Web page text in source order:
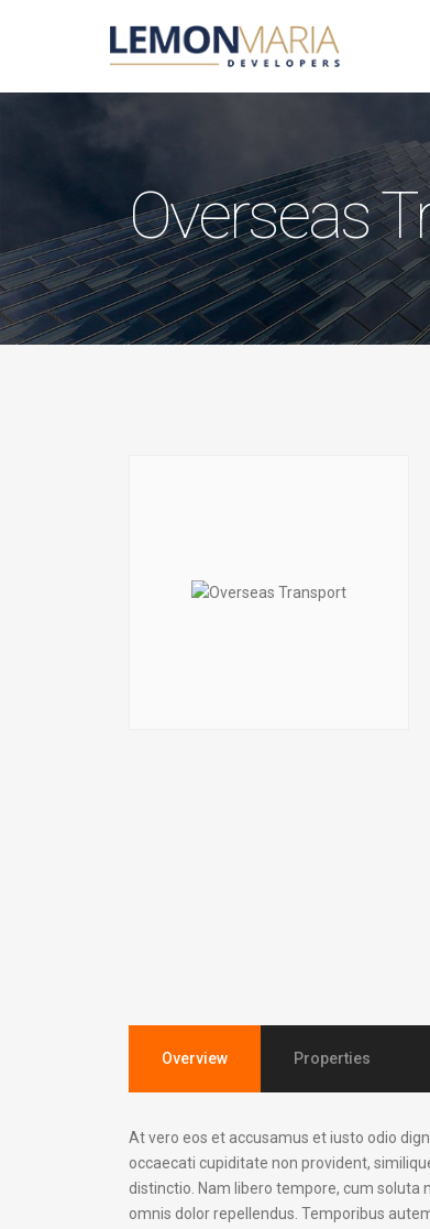
Overseas
Overview Properties
At vero eos et accusamus et iusto odio
occaecati cupiditate non provident,
distinctio. Nam libero tempore, cum soluta
omnis dolor repellendus. Temporibus